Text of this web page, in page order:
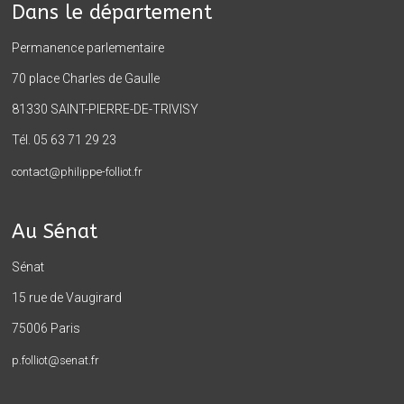
Dans le département
Permanence parlementaire
70 place Charles de Gaulle
81330 SAINT-PIERRE-DE-TRIVISY
Tél. 05 63 71 29 23
contact@philippe-folliot.fr
Au Sénat
Sénat
15 rue de Vaugirard
75006 Paris
p.folliot@senat.fr